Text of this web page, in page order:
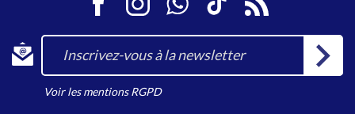
Inscrivez-vous à la newsletter
Voir les mentions RGPD